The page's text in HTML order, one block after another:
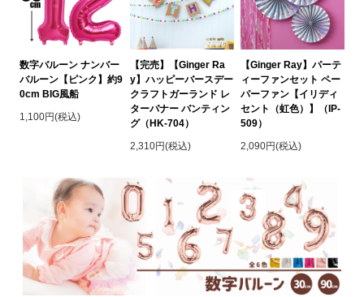
数字バルーン ナンバー
バルーン【ピンク】約9
0cm BIG風船
1,100円(税込)
【完売】【Ginger Ra
y】ハッピーバースデー
クラフトガーランド レ
ターバナー バンティン
グ（HK-704）
2,310円(税込)
【Ginger Ray】パーテ
ィーファンセット ペー
パーファン【イリディ
セント（虹色）】（IP-
509）
2,090円(税込)